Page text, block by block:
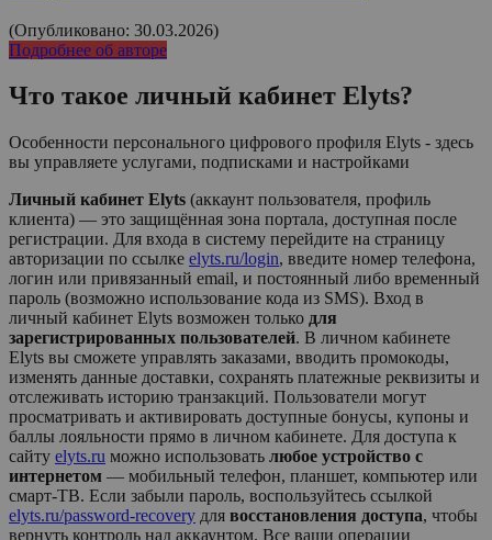
(Опубликовано: 30.03.2026)
Подробнее об авторе
Что такое личный кабинет Elyts?
Особенности персонального цифрового профиля Elyts - здесь
вы управляете услугами, подписками и настройками
Личный кабинет Elyts (аккаунт пользователя, профиль
клиента) — это защищённая зона портала, доступная после
регистрации. Для входа в систему перейдите на страницу
авторизации по ссылке elyts.ru/login, введите номер телефона,
логин или привязанный email, и постоянный либо временный
пароль (возможно использование кода из SMS). Вход в
личный кабинет Elyts возможен только для
зарегистрированных пользователей. В личном кабинете
Elyts вы сможете управлять заказами, вводить промокоды,
изменять данные доставки, сохранять платежные реквизиты и
отслеживать историю транзакций. Пользователи могут
просматривать и активировать доступные бонусы, купоны и
баллы лояльности прямо в личном кабинете. Для доступа к
сайту elyts.ru можно использовать любое устройство с
интернетом — мобильный телефон, планшет, компьютер или
смарт-ТВ. Если забыли пароль, воспользуйтесь ссылкой
elyts.ru/password-recovery для восстановления доступа, чтобы
вернуть контроль над аккаунтом. Все ваши операции